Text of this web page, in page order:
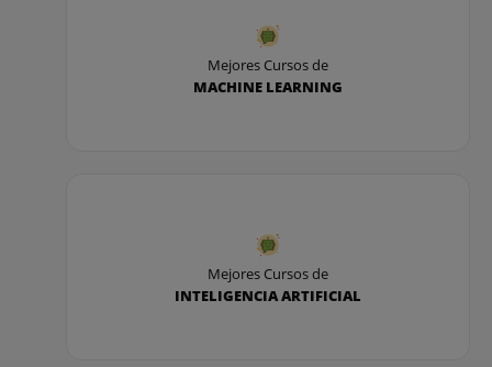
- Targeting mediante imágenes.
Mejores Cursos de
MACHINE LEARNING
Mejores Cursos de
INTELIGENCIA ARTIFICIAL